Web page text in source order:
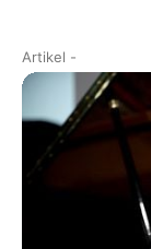
Artikel -